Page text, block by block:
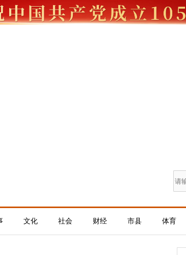
文化 社会 财经 市县 体育